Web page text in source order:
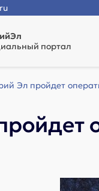
портал
Эл пройдет